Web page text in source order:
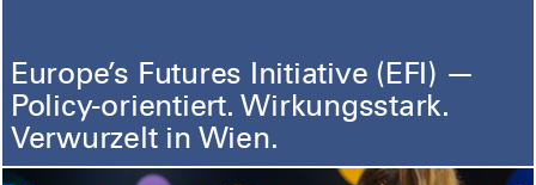
Europe’s Futures Initiative (EFI) —
Policy-orientiert. Wirkungsstark.
Verwurzelt in Wien.